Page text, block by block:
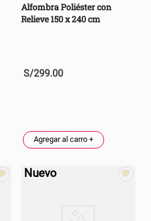
Alfombra Poliéster con
Relieve 150 x 240 cm
S/299.00
Agregar al carro +
Nuevo